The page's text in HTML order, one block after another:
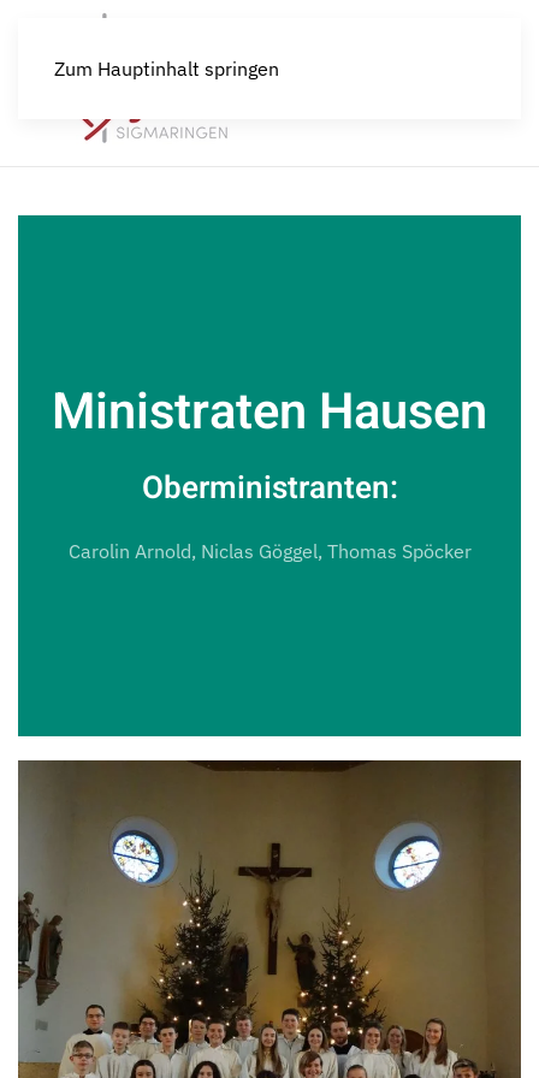
Zum Hauptinhalt springen
Ministraten Hausen
Oberministranten:
Carolin Arnold, Niclas Göggel, Thomas Spöcker